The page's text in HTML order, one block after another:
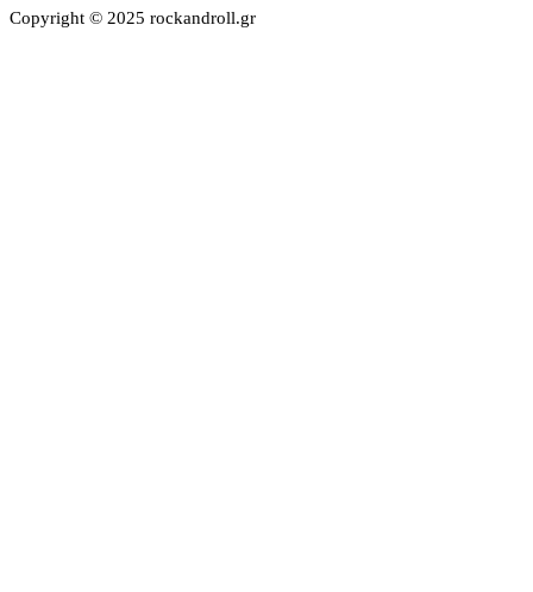
Copyright © 2025 rockandroll.gr